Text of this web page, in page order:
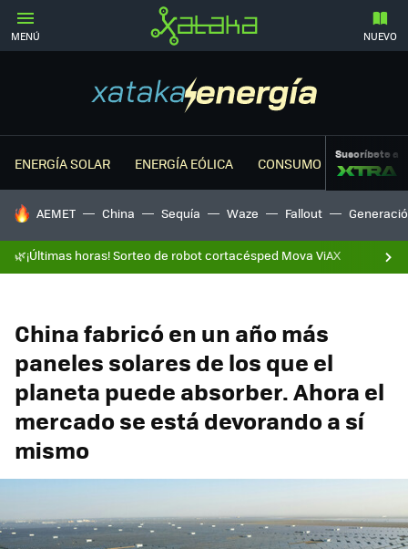
MENÚ NUEVO
ENERGÍA SOLAR ENERGÍA EÓLICA CONSUMO ENERGÉTICO
Suscríbete a
HOY SE HABLA DE
AEMET China Sequía Waze Fallout
🌿¡Últimas horas! Sorteo de robot cortacésped Mova ViAX
China fabricó en un año más
paneles solares de los que el
planeta puede absorber. Ahora el
mercado se está devorando a sí
mismo